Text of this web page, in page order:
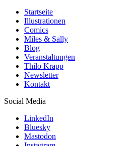
Startseite
Illustrationen
Comics
Miles & Sally
Blog
Veranstaltungen
Thilo Krapp
Newsletter
Kontakt
Social Media
LinkedIn
Bluesky
Mastodon